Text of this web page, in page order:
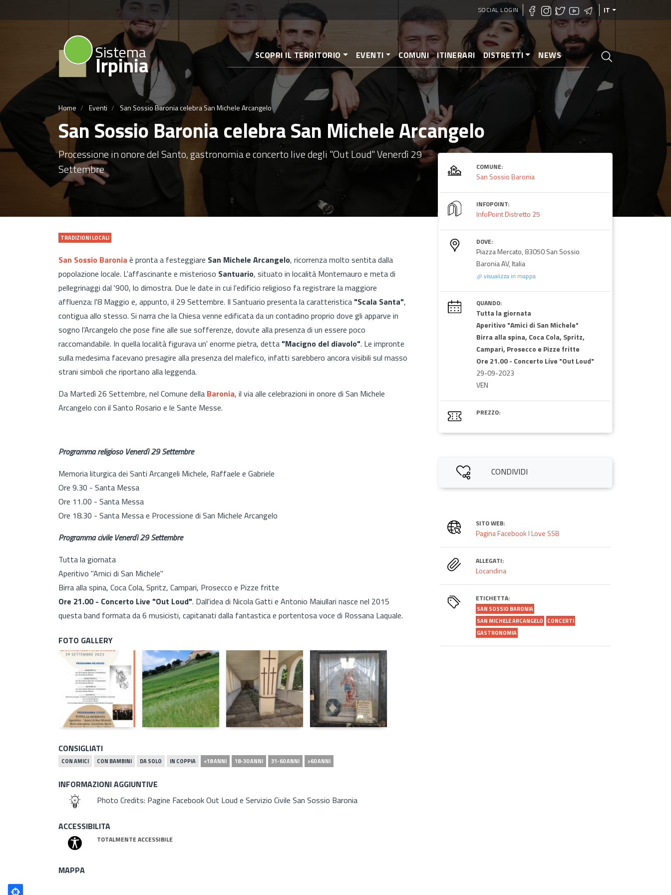
al
SOCIAL LOGIN IT
Sistema
Irpinia SCOPRI IL TERRITORIO EVENTI COMUNI ITINERARI DISTRETTI NEWS
Home Eventi San Sossio Baronia celebra San Michele Arcangelo
San Sossio Baronia celebra San Michele Arcangelo
Processione in onore del Santo, gastronomia e concerto live degli "Out Loud" Venerdì 29
Settembre
TRADIZIONI LOCALI
San Sossio Baronia è pronta a festeggiare San Michele Arcangelo, ricorrenza molto sentita dalla
popolazione locale. L'affascinante e misterioso Santuario, situato in località Montemauro e meta di
pellegrinaggi dal '900, lo dimostra. Due le date in cui l'edificio religioso fa registrare la maggiore
affluenza: l'8 Maggio e, appunto, il 29 Settembre. Il Santuario presenta la caratteristica "Scala Santa",
contigua allo stesso. Si narra che la Chiesa venne edificata da un contadino proprio dove gli apparve in
sogno l'Arcangelo che pose fine alle sue sofferenze, dovute alla presenza di un essere poco
raccomandabile. In quella località figurava un' enorme pietra, detta "Macigno del diavolo". Le impronte
sulla medesima facevano presagire alla presenza del malefico, infatti sarebbero ancora visibili sul masso
strani simboli che riportano alla leggenda.
Da Martedì 26 Settembre, nel Comune della Baronia, il via alle celebrazioni in onore di San Michele
Arcangelo con il Santo Rosario e le Sante Messe.
Programma religioso Venerdì 29 Settembre
Memoria liturgica dei Santi Arcangeli Michele, Raffaele e Gabriele
Ore 9.30 - Santa Messa
Ore 11.00 - Santa Messa
Ore 18.30 - Santa Messa e Processione di San Michele Arcangelo
Programma civile Venerdì 29 Settembre
Tutta la giornata
Aperitivo "Amici di San Michele"
Birra alla spina, Coca Cola, Spritz, Campari, Prosecco e Pizze fritte
Ore 21.00 - Concerto Live "Out Loud". Dall'idea di Nicola Gatti e Antonio Maiullari nasce nel 2015
questa band formata da 6 musicisti, capitanati dalla fantastica e portentosa voce di Rossana Laquale.
FOTO GALLERY
CONSIGLIATI
CON AMICI CON BAMBINI DA SOLO IN COPPIA <18 ANNI 18-30 ANNI 31-60 ANNI >60 ANNI
INFORMAZIONI AGGIUNTIVE
Photo Credits: Pagine Facebook Out Loud e Servizio Civile San Sossio Baronia
ACCESSIBILITA
TOTALMENTE ACCESSIBILE
COMUNE:
San Sossio Baronia
INFOPOINT:
InfoPoint Distretto 25
DOVE:
Piazza Mercato, 83050 San Sossio
Baronia AV, Italia
visualizza in mappa
QUANDO:
Tutta la giornata
Aperitivo "Amici di San Michele"
Birra alla spina, Coca Cola, Spritz,
Campari, Prosecco e Pizze fritte
Ore 21.00 - Concerto Live "Out Loud"
29-09-2023
VEN
PREZZO:
CONDIVIDI
SITO WEB:
Pagina Facebook I Love SSB
ALLEGATI:
Locandina
ETICHETTA:
SAN SOSSIO BARONIA
SAN MICHELE ARCANGELO
CONCERTI
GASTRONOMIA
MAPPA
Poligono